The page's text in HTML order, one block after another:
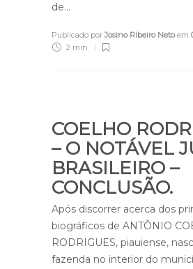
de…
Publicado porJosino Ribeiro Netoem
2 min
COELHO
– O NOTÁVEL
BRASILEIRO –
CONCLUSÃO.
Após discorrer acerca dos
biográficos de ANTÔNIO
RODRIGUES, piauiense,
fazenda no interior do